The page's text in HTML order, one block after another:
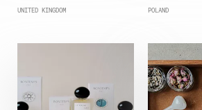
UNITED KINGDOM POLAND